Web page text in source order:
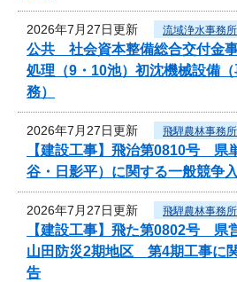
2026年7月27日更新 流域浄水事務所
公共 社会資本整備総合交付金
処理（9・10池）初沈機械設備
務）
2026年7月27日更新 飛騨農林事務所
【建設工事】飛治第0810号 県
谷・日影平）に関する一般競争
2026年7月27日更新 飛騨農林事務所
【建設工事】飛た第0802号 県
山田防災2期地区 第4期工事に
告